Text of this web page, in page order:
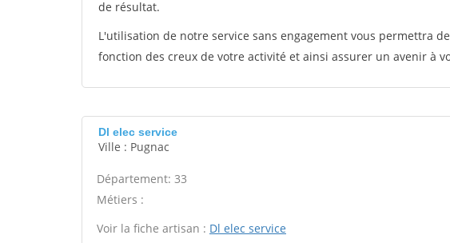
de résultat.
L'utilisation de notre service sans engagement vous permettra
fonction des creux de votre activité et ainsi assurer un avenir à
Dl elec service
Ville : Pugnac
Département: 33
Métiers :
Voir la fiche artisan : Dl elec service